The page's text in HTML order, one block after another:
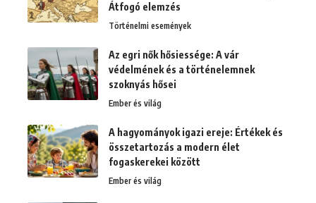
Átfogó elemzés
Történelmi események
Az egri nők hősiessége: A vár
védelmének és a történelemnek
szoknyás hősei
Ember és világ
A hagyományok igazi ereje: Értékek és
összetartozás a modern élet
fogaskerekei között
Ember és világ